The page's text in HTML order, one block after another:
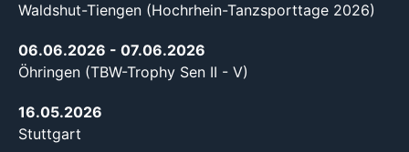
Waldshut-Tiengen (Hochrhein-Tanzsporttage 2026)
06.06.2026 - 07.06.2026
Öhringen (TBW-Trophy Sen II - V)
16.05.2026
Stuttgart